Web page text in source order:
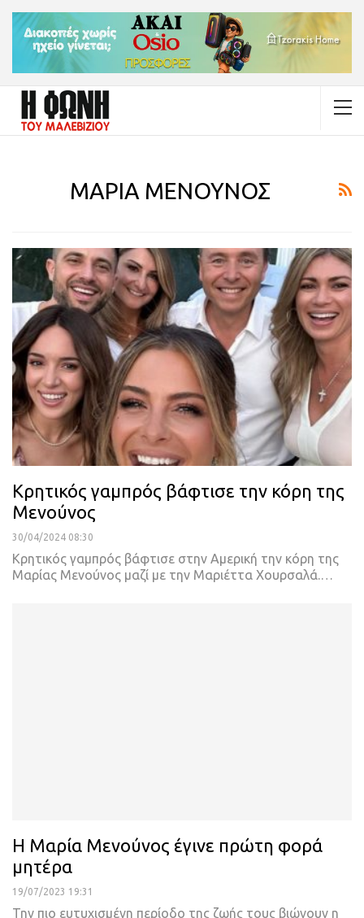
ΜΑΡΙΑ ΜΕΝΟΥΝΟΣ
Κρητικός γαμπρός βάφτισε την κόρη της
Μενούνος
30/04/2024 08:30
Kρητικός γαμπρός βάφτισε στην Αμερική την κόρη της
Μαρίας Μενούνος μαζί με την Μαριέττα Χουρσαλά.…
Η Μαρία Μενούνος έγινε πρώτη φορά
μητέρα
19/07/2023 19:31
Την πιο ευτυχισμένη περίοδο της ζωής τους βιώνουν η